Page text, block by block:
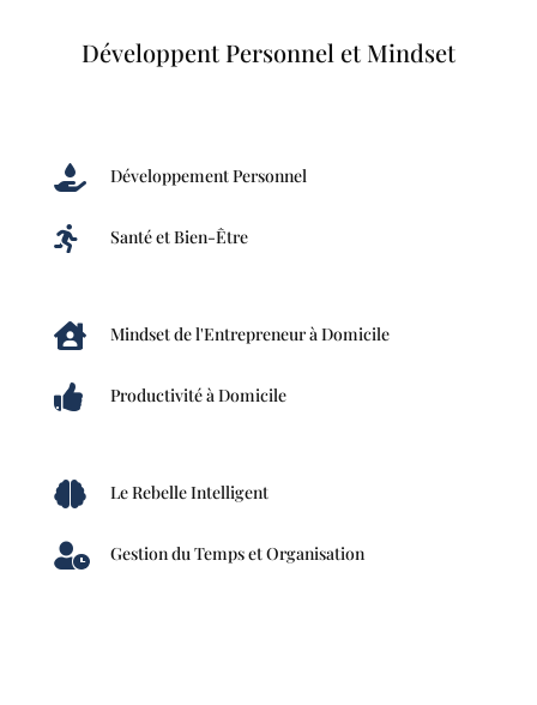
Développent Personnel et Mindset
 Développement Personnel
 Santé et Bien-Être
 Mindset de l'Entrepreneur à Domicile
 Productivité à Domicile
 Le Rebelle Intelligent
 Gestion du Temps et Organisation